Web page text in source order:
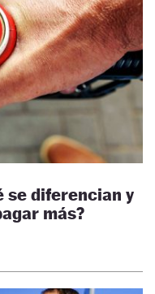
se diferencian y
más?